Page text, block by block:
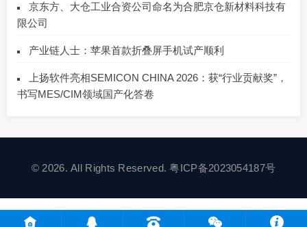
京东方、大仓工业合资公司命名为合肥京仓新材料科技有
限公司
产业链人士：苹果首款折叠屏手机试产顺利
上扬软件亮相SEMICON CHINA 2026：获“行业贡献奖”，
书写MES/CIM领域国产化答卷
© 2026. All Rights Reserved.粤ICP备2023054187号